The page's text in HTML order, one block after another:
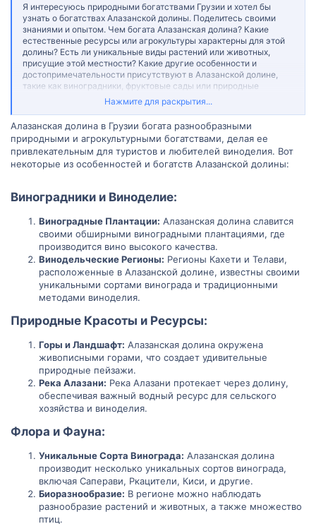
Я интересуюсь природными богатствами Грузии и хотел бы
узнать о богатствах Алазанской долины. Поделитесь своими
знаниями и опытом. Чем богата Алазанская долина? Какие
естественные ресурсы или агрокультуры характерны для этой
долины? Есть ли уникальные виды растений или животных,
присущие этой местности? Какие другие особенности и
достопримечательности присутствуют в Алазанской долине,
такие как виноградники, фруктовые сады или природные
пейзажи? Как можно оптимально провести время в Алазанской
долине и насладиться ее богатствами?
Нажмите для раскрытия...
Алазанская долина в Грузии богата разнообразными
природными и агрокультурными богатствами, делая ее
привлекательным для туристов и любителей виноделия. Вот
некоторые из особенностей и богатств Алазанской долины:
Виноградники и Виноделие:​
Виноградные Плантации: Алазанская долина славится
своими обширными виноградными плантациями, где
производится вино высокого качества.
Винодельческие Регионы: Регионы Кахети и Телави,
расположенные в Алазанской долине, известны своими
уникальными сортами винограда и традиционными
методами виноделия.
Природные Красоты и Ресурсы:​
Горы и Ландшафт: Алазанская долина окружена
живописными горами, что создает удивительные
природные пейзажи.
Река Алазани: Река Алазани протекает через долину,
обеспечивая важный водный ресурс для сельского
хозяйства и виноделия.
Флора и Фауна:​
Уникальные Сорта Винограда: Алазанская долина
производит несколько уникальных сортов винограда,
включая Саперави, Ркацители, Киси, и другие.
Биоразнообразие: В регионе можно наблюдать
разнообразие растений и животных, а также множество
птиц.